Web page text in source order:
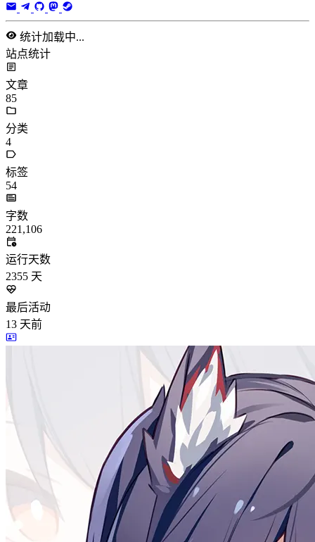
统计加载中...
站点统计
文章
85
分类
4
标签
54
字数
221,106
运行天数
2355 天
最后活动
13 天前